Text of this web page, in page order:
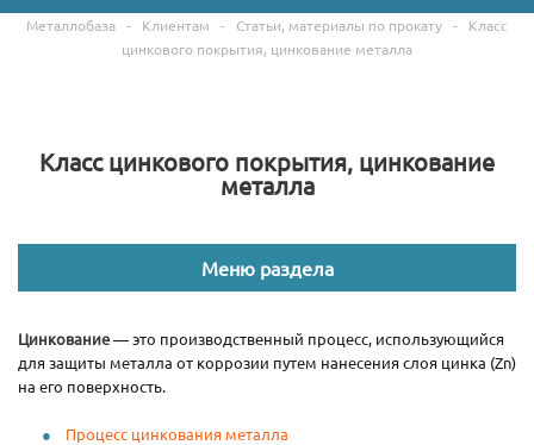
Металлобаза - Клиентам - Статьи, материалы по прокату -
Класс
цинкового покрытия, цинкование металла
Класс цинкового покрытия, цинкование
металла
Меню раздела
Цинкование— это производственный процесс, использующийся
для защиты металла от коррозии путем нанесения слоя цинка (Zn)
на его поверхность.
Процесс цинкования металла